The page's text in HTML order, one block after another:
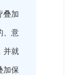
叠加
、意
并就
加保